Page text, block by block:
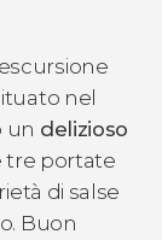
nel
un delizioso
tre portate
di salse
Buon